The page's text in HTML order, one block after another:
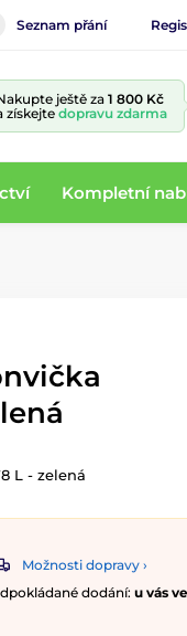
Seznam přání
ještě za 1 800 Kč
získejtedopravu zdarma
Kompletní
L - zelená
Možnosti dopravy ›
dodání: u vás